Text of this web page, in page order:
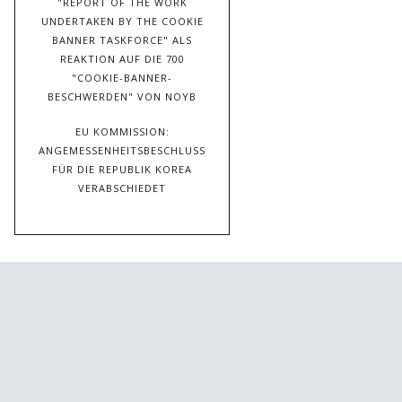
UNDERTAKEN BY THE COOKIE
BANNER TASKFORCE" ALS
REAKTION AUF DIE 700
"COOKIE-BANNER-
BESCHWERDEN" VON NOYB
EU KOMMISSION:
ANGEMESSENHEITSBESCHLUSS
FÜR DIE REPUBLIK KOREA
VERABSCHIEDET